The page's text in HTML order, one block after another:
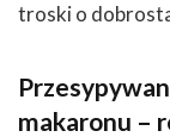
troski o
makaronu –